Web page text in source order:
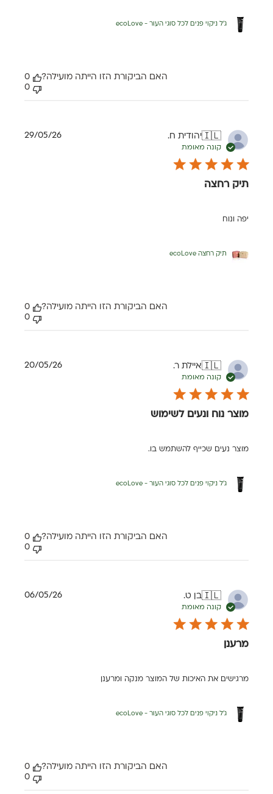
ג'ל ניקוי פנים לכל סוגי העור - ecoLove
האם הביקורת הזו הייתה מועילה?
0
0
🇮🇱יהודית ח.
קונה מאומת
תיק רחצה
יפה ונוח
תיק רחצה ecoLove
תאריך29/05/26
האם הביקורת הזו הייתה מועילה?
0
0
🇮🇱איילת ר.
קונה מאומת
מוצר נוח ונעים לשימוש
מוצר נעים שכייף להשתמש בו.
ג'ל ניקוי פנים לכל סוגי העור - ecoLove
תאריך20/05/26
האם הביקורת הזו הייתה מועילה?
0
0
🇮🇱בן ט.
קונה מאומת
מרענן
מרגישים את האיכות של המוצר מנקה ומרענן
ג'ל ניקוי פנים לכל סוגי העור - ecoLove
תאריך06/05/26
האם הביקורת הזו הייתה מועילה?
0
0